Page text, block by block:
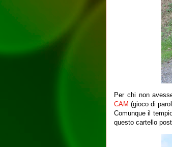
Per chi non
CAM (gioco di
Comunque il
questo cartello